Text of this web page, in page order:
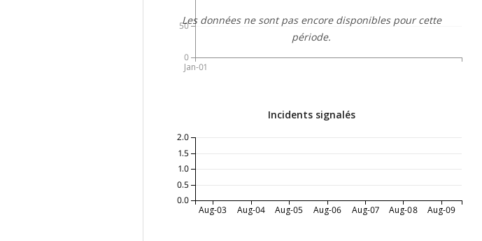
Jan-01
0
50
Les données ne sont pas encore disponibles pour cette
période.
Incidents signalés
Aug-03 Aug-04 Aug-05 Aug-06 Aug-07 Aug-08 Aug-09
0.0
0.5
1.0
1.5
2.0